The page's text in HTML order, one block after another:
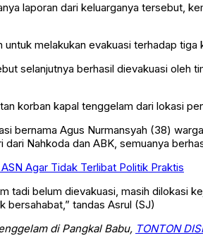
laporan dari keluarganya tersebut,
melakukan evakuasi terhadap
selanjutnya berhasil dievakuasi oleh
korban kapal tenggelam dari lokasi
bernama Agus Nurmansyah (38)
Nahkoda dan ABK, semuanya
Agar Tidak Terlibat Politik Praktis
tadi belum dievakuasi, masih dilokasi
bersahabat,” tandas Asrul (SJ)
di Pangkal Babu, TONTON